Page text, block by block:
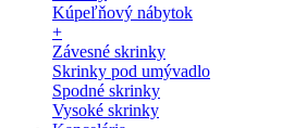
Kúpeľňový nábytok
+
Závesné skrinky
Skrinky pod umývadlo
Spodné skrinky
Vysoké skrinky